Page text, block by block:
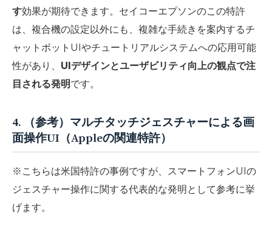
す効果が期待できます。セイコーエプソンのこの特許
は、複合機の設定以外にも、複雑な手続きを案内するチ
ャットボットUIやチュートリアルシステムへの応用可能
性があり、 UIデザインとユーザビリティ向上の観点で注
目される発明です。
4. （参考）マルチタッチジェスチャーによる画
面操作UI（Appleの関連特許）
※こちらは米国特許の事例ですが、スマートフォンUIの
ジェスチャー操作に関する代表的な発明として参考に挙
げます。